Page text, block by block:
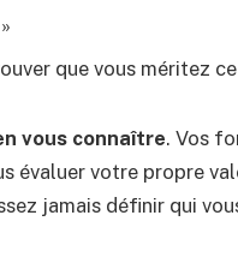
que vous méritez
vous connaître. Vos
évaluer votre propre
jamais définir qui